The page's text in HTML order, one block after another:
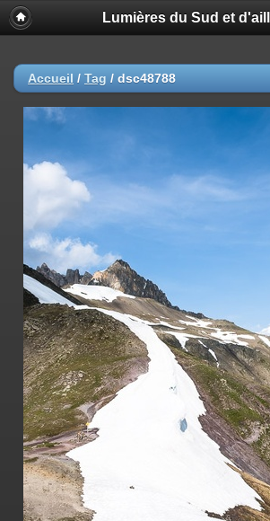
Lumières du Sud et
Accueil / Tag / dsc48788